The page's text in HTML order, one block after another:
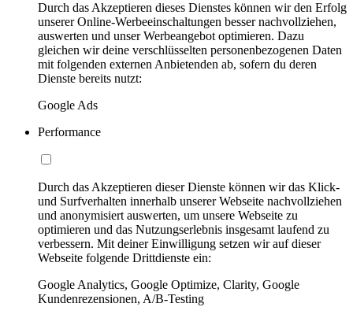
Durch das Akzeptieren dieses Dienstes können wir den Erfolg
unserer Online-Werbeeinschaltungen besser nachvollziehen,
auswerten und unser Werbeangebot optimieren. Dazu
gleichen wir deine verschlüsselten personenbezogenen Daten
mit folgenden externen Anbietenden ab, sofern du deren
Dienste bereits nutzt:
Google Ads
Performance
Durch das Akzeptieren dieser Dienste können wir das Klick-
und Surfverhalten innerhalb unserer Webseite nachvollziehen
und anonymisiert auswerten, um unsere Webseite zu
optimieren und das Nutzungserlebnis insgesamt laufend zu
verbessern. Mit deiner Einwilligung setzen wir auf dieser
Webseite folgende Drittdienste ein:
Google Analytics, Google Optimize, Clarity, Google
Kundenrezensionen, A/B-Testing